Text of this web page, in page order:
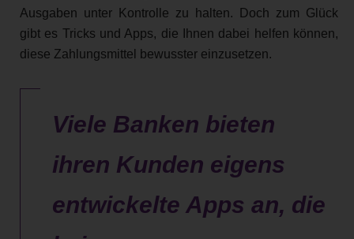
Ausgaben unter Kontrolle zu halten. Doch zum Glück
gibt es Tricks und Apps, die Ihnen dabei helfen können,
diese Zahlungsmittel bewusster einzusetzen.
Viele Banken bieten
ihren Kunden eigens
entwickelte Apps an, die